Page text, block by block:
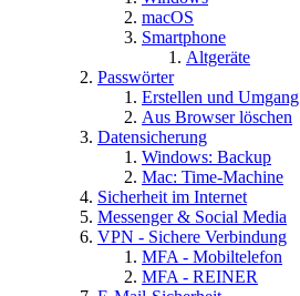
macOS
Smartphone
Altgeräte
Passwörter
Erstellen und Umgang
Aus Browser löschen
Datensicherung
Windows: Backup
Mac: Time-Machine
Sicherheit im Internet
Messenger & Social Media
VPN - Sichere Verbindung
MFA - Mobiltelefon
MFA - REINER